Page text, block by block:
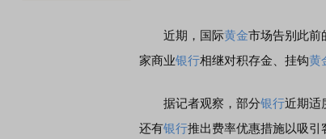
近期，国际黄金市场告别此前
家商业银行相继对积存金、挂钩黄
据记者观察，部分银行近期适
还有银行推出费率优惠措施以吸